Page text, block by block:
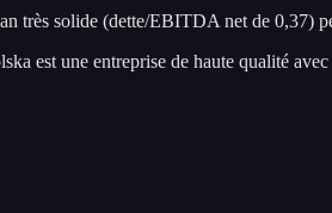
très solide (dette/EBITDA net de 0,37)
est une entreprise de haute qualité